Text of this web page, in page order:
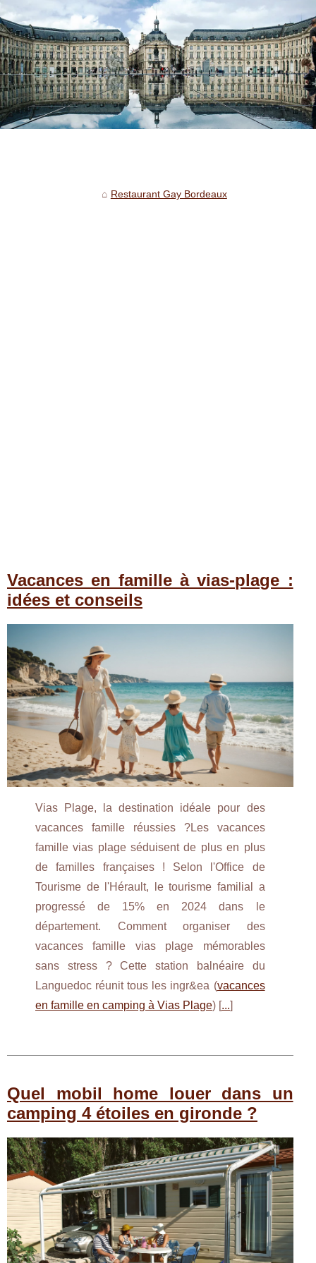
Restaurant Gay Bordeaux
Vacances en famille à vias-plage :
idées et conseils
Vias Plage, la destination idéale pour des
vacances famille réussies ?Les vacances
famille vias plage séduisent de plus en plus
de familles françaises ! Selon l'Office de
Tourisme de l'Hérault, le tourisme familial a
progressé de 15% en 2024 dans le
département. Comment organiser des
vacances famille vias plage mémorables
sans stress ? Cette station balnéaire du
Languedoc réunit tous les ingr&ea (vacances
en famille en camping à Vias Plage) [ ...
Quel mobil home louer dans un
camping 4 étoiles en gironde ?